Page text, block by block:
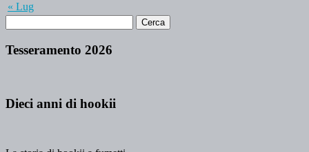
« Lug
Tesseramento 2026
Dieci anni di hookii